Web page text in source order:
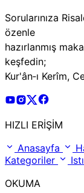
Sorularınıza
özenle
hazırlanmış
keşfedin;
Kur'ân‑ı Kerîm,
Risale Online
Risale
Risale
HIZLI ERİŞİM
Anasayfa
Kategoriler
OKUMA